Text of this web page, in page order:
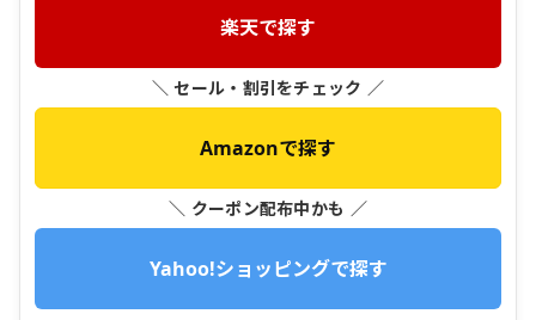
楽天で探す
＼ セール・割引をチェック ／
Amazonで探す
＼ クーポン配布中かも ／
Yahoo!ショッピングで探す